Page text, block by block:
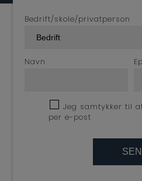
Bedrift/skole/privatperson
Navn
Jeg samtykker til
per e-post